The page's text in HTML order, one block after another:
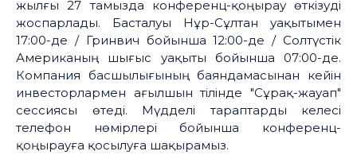
жылғы 27 тамызда конференц-қоңырау өткізуді
жоспарлады. Басталуы Нұр-Сұлтан уақытымен
17:00-де / Гринвич бойынша 12:00-де / Солтүстік
Американың шығыс уақыты бойынша 07:00-де.
Компания басшылығының баяндамасынан кейін
инвесторлармен ағылшын тілінде "Сұрақ-жауап"
сессиясы өтеді. Мүдделі тараптарды келесі
телефон нөмірлері бойынша конференц-
қоңырауға қосылуға шақырамыз.